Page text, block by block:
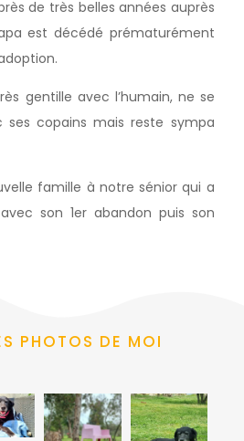
de très belles années auprès
est décédé prématurément
gentille avec l’humain, ne se
ses copains mais reste sympa
famille à notre sénior qui a
son 1er abandon puis son
PHOTOS DE MOI